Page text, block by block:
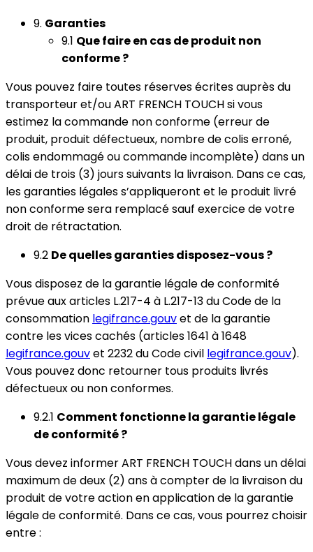
9. Garanties
9.1 Que faire en cas de produit non
conforme ?
Vous pouvez faire toutes réserves écrites auprès du
transporteur et/ou ART FRENCH TOUCH si vous
estimez la commande non conforme (erreur de
produit, produit défectueux, nombre de colis erroné,
colis endommagé ou commande incomplète) dans un
délai de trois (3) jours suivants la livraison. Dans ce cas,
les garanties légales s’appliqueront et le produit livré
non conforme sera remplacé sauf exercice de votre
droit de rétractation.
9.2 De quelles garanties disposez-vous ?
Vous disposez de la garantie légale de conformité
prévue aux articles L.217-4 à L.217-13 du Code de la
consommation legifrance.gouvet de la garantie
contre les vices cachés (articles 1641 à 1648
legifrance.gouvet 2232 du Code civil legifrance.gouv).
Vous pouvez donc retourner tous produits livrés
défectueux ou non conformes.
9.2.1 Comment fonctionne la garantie légale
de conformité ?
Vous devez informer ART FRENCH TOUCH dans un délai
maximum de deux (2) ans à compter de la livraison du
produit de votre action en application de la garantie
légale de conformité. Dans ce cas, vous pourrez choisir
entre :